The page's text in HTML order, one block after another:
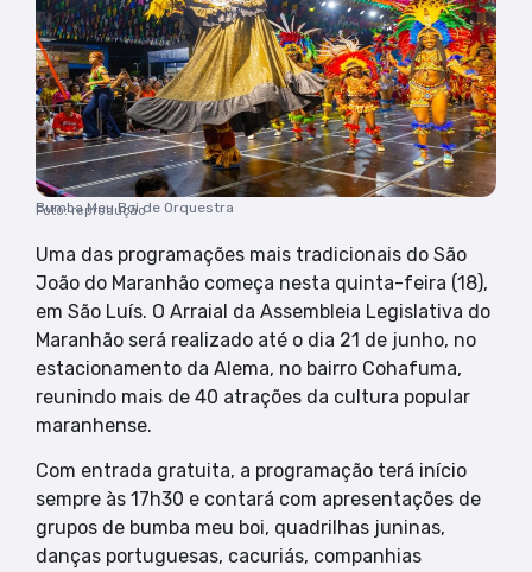
Bumba Meu Boi de Orquestra
Foto: reprodução
Uma das programações mais tradicionais do São
João do Maranhão começa nesta quinta-feira (18),
em São Luís. O Arraial da Assembleia Legislativa do
Maranhão será realizado até o dia 21 de junho, no
estacionamento da Alema, no bairro Cohafuma,
reunindo mais de 40 atrações da cultura popular
maranhense.
Com entrada gratuita, a programação terá início
sempre às 17h30 e contará com apresentações de
grupos de bumba meu boi, quadrilhas juninas,
danças portuguesas, cacuriás, companhias